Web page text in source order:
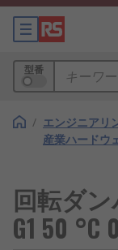
型番
/ エンジニアリ
産業ハードウ
回転ダン
G1 50 °C